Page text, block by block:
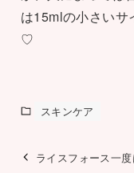
は15mlの小さいサ
♡
スキンケア
ライスフォース一